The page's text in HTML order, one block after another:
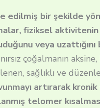
edilmiş bir şekilde
fiziksel
veya
çoğalmanın
sağlıklı ve
artırarak
telomer